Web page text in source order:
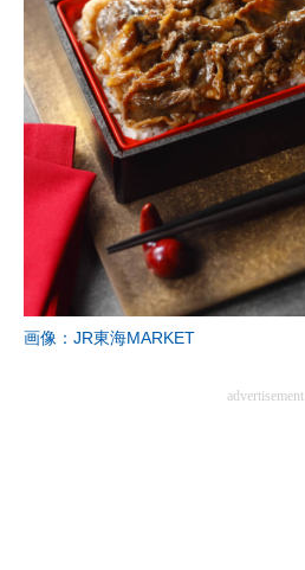
ビジネスと働き方のヒント
AI活用のいまが分かる
企業ITのトレンドを詳説
経営リーダーのコミュニティ
マーケ×ITの今がよく分かる
ITエンジニア向け専門サイト
企業向けIT製品の総合サイト
画像：JR東海MARKET
advertisement